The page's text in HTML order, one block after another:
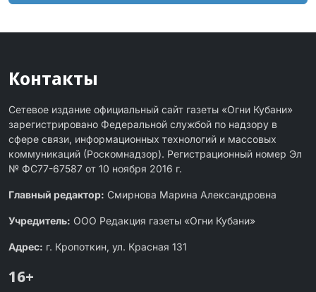
Контакты
Сетевое издание официальный сайт газеты «Огни Кубани»
зарегистрировано Федеральной службой по надзору в
сфере связи, информационных технологий и массовых
коммуникаций (Роскомнадзор). Регистрационный номер Эл
№ ФС77-67587 от 10 ноября 2016 г.
Главный редактор: Смирнова Марина Александровна
Учредитель: ООО Редакция газеты «Огни Кубани»
Адрес: г. Кропоткин, ул. Красная 131
16+